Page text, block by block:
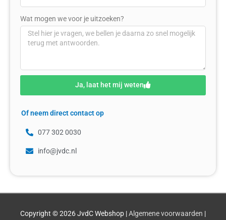
Wat mogen we voor je uitzoeken?
Ja, laat het mij weten
Of neem direct contact op
077 302 0030
info@jvdc.nl
Copyright © 2026JvdC Webshop |Algemene voorwaarden |